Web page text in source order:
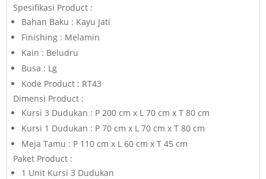
Spesifikasi Product :
Bahan Baku : Kayu Jati
Finishing : Melamin
Kain : Beludru
Busa : Lg
Kode Product : RT43
Dimensi Product :
Kursi 3 Dudukan : P 200 cm x L 70 cm x T 80 cm
Kursi 1 Dudukan : P 70 cm x L 70 cm x T 80 cm
Meja Tamu : P 110 cm x L 60 cm x T 45 cm
Paket Product :
1 Unit Kursi 3 Dudukan